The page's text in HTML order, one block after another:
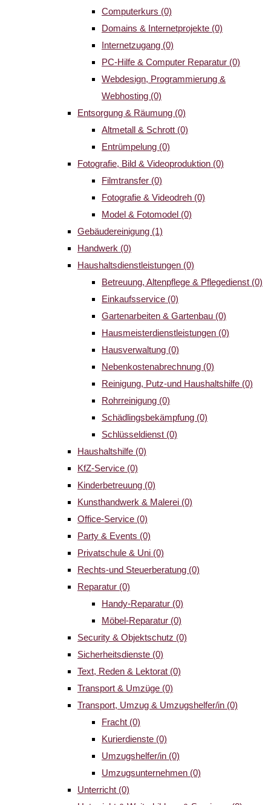
Computerkurs (0)
Domains & Internetprojekte (0)
Internetzugang (0)
PC-Hilfe & Computer Reparatur (0)
Webdesign, Programmierung &
Webhosting (0)
Entsorgung & Räumung (0)
Altmetall & Schrott (0)
Entrümpelung (0)
Fotografie, Bild & Videoproduktion (0)
Filmtransfer (0)
Fotografie & Videodreh (0)
Model & Fotomodel (0)
Gebäudereinigung (1)
Handwerk (0)
Haushaltsdienstleistungen (0)
Betreuung, Altenpflege & Pflegedienst (0)
Einkaufsservice (0)
Gartenarbeiten & Gartenbau (0)
Hausmeisterdienstleistungen (0)
Hausverwaltung (0)
Nebenkostenabrechnung (0)
Reinigung, Putz-und Haushaltshilfe (0)
Rohrreinigung (0)
Schädlingsbekämpfung (0)
Schlüsseldienst (0)
Haushaltshilfe (0)
KfZ-Service (0)
Kinderbetreuung (0)
Kunsthandwerk & Malerei (0)
Office-Service (0)
Party & Events (0)
Privatschule & Uni (0)
Rechts-und Steuerberatung (0)
Reparatur (0)
Handy-Reparatur (0)
Möbel-Reparatur (0)
Security & Objektschutz (0)
Sicherheitsdienste (0)
Text, Reden & Lektorat (0)
Transport & Umzüge (0)
Transport, Umzug & Umzugshelfer/in (0)
Fracht (0)
Kurierdienste (0)
Umzugshelfer/in (0)
Umzugsunternehmen (0)
Unterricht (0)